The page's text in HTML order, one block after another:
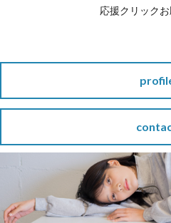
応援クリックお